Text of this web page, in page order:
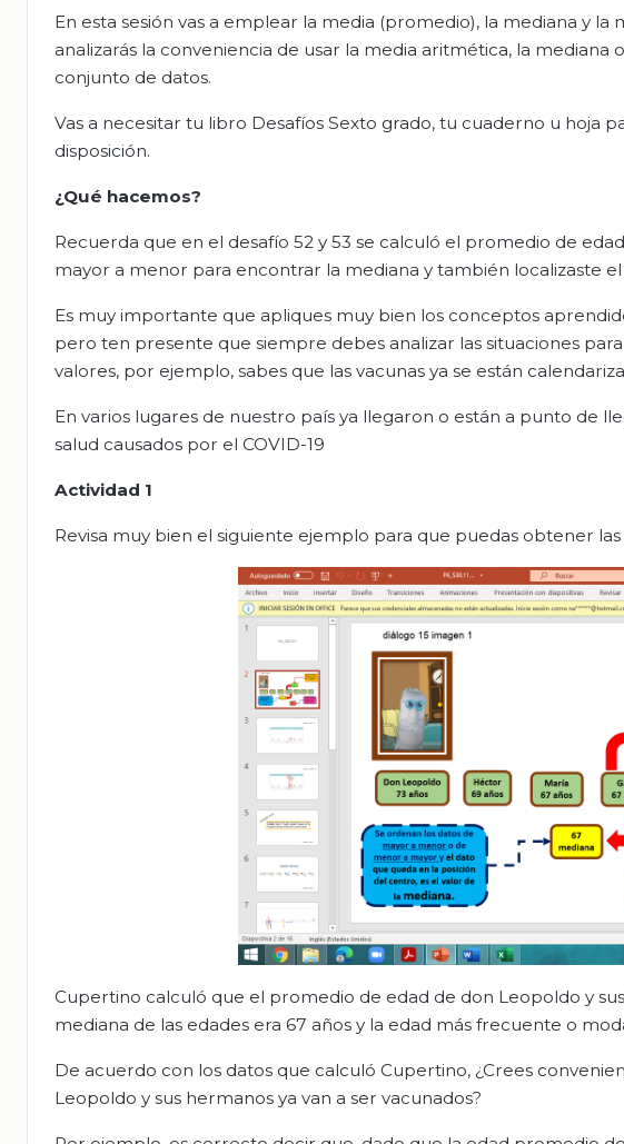
En esta sesión vas a emplear la media (promedio), la mediana y
analizarás la conveniencia de usar la media aritmética, la
conjunto de datos.
Vas a necesitar tu libro Desafíos Sexto grado, tu cuaderno u hoja
disposición.
¿Qué hacemos?
Recuerda que en el desafío 52 y 53 se calculó el promedio de
mayor a menor para encontrar la mediana y también localizaste
Es muy importante que apliques muy bien los conceptos
pero ten presente que siempre debes analizar las situaciones
valores, por ejemplo, sabes que las vacunas ya se están
En varios lugares de nuestro país ya llegaron o están a punto de
salud causados por el COVID-19
Actividad 1
Revisa muy bien el siguiente ejemplo para que puedas obtener las
Cupertino calculó que el promedio de edad de don Leopoldo y
mediana de las edades era 67 años y la edad más frecuente o
De acuerdo con los datos que calculó Cupertino, ¿Crees
Leopoldo y sus hermanos ya van a ser vacunados?